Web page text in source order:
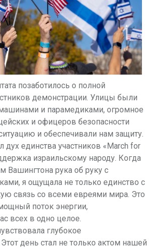
позаботилось о полной
демонстрации. Улицы были
и парамедиками, огромное
и офицеров безопасности
и обеспечивали нам защиту.
дух единства участников «March for
израильскому народу. Когда
Вашингтона рука об руку с
я ощущала не только единство с
связь со всеми евреями мира. Это
поток энергии,
всех в одно целое.
глубокое
день стал не только актом нашей